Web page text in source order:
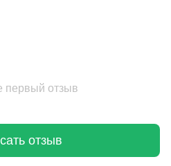
первый отзыв
отзыв